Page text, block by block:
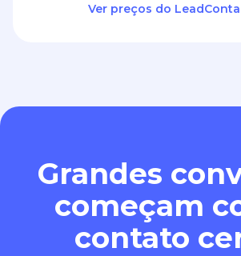
Ver preços do
Grandes
começam
contato